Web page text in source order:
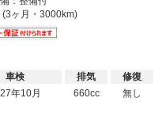
(3ヶ月・3000km)
車検
年10月
排気
660cc
修復
無し